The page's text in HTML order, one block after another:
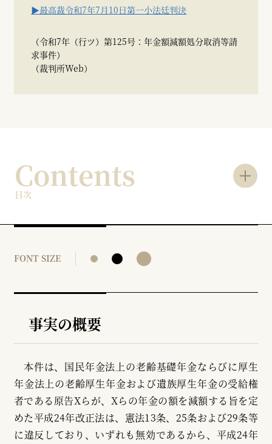
▶最高裁令和7年7月10日第一小法廷判決
（令和7年（行ツ）第125号：年金額減額処分取消等請
求事件）
（裁判所Web）
Contents
目次
FONT SIZE
事実の概要
本件は、国民年金法上の老齢基礎年金ならびに厚生
年金法上の老齢厚生年金および遺族厚生年金の受給権
者である原告Xらが、Xらの年金の額を減額する旨を定
めた平成24年改正法は、憲法13条、25条および29条等
に違反しており、いずれも無効であるから、平成24年